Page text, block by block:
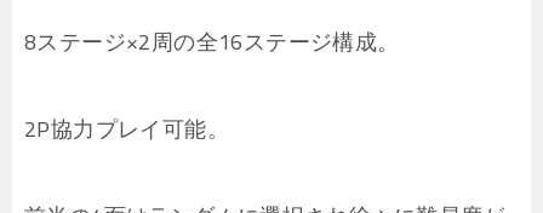
8ステージ×2周の全16ステージ構成。
2P協力プレイ可能。